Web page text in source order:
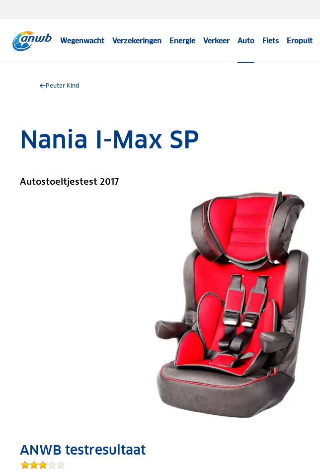
Wegenwacht Verzekeringen Energie Verkeer Auto Fiets Eropuit
Peuter Kind
Nania I-Max SP
Autostoeltjestest 2017
ANWB testresultaat